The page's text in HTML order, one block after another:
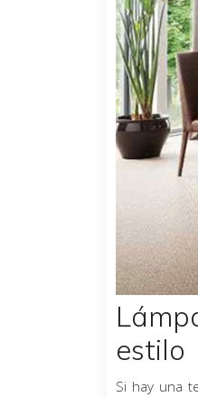
estilo
Si hay una